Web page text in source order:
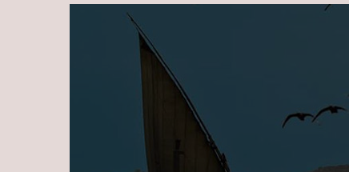
Skip to main content